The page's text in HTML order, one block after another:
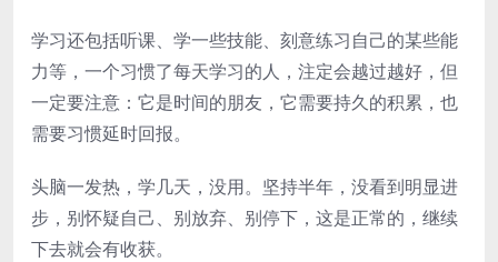
学习还包括听课、学一些技能、刻意练习自己的某些能
力等，一个习惯了每天学习的人，注定会越过越好，但
一定要注意：它是时间的朋友，它需要持久的积累，也
需要习惯延时回报。
头脑一发热，学几天，没用。坚持半年，没看到明显进
步，别怀疑自己、别放弃、别停下，这是正常的，继续
下去就会有收获。